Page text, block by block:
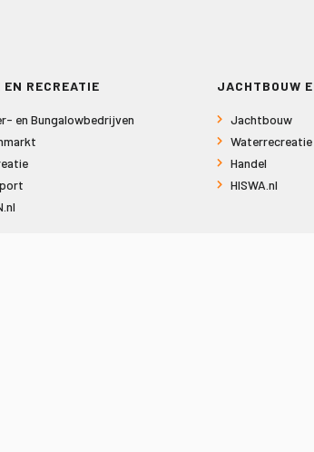
EN RECREATIE
en Bungalowbedrijven
JACHTBOUW
Jachtbouw
Waterrecreatie
Handel
HISWA.nl